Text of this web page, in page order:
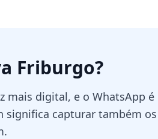
Friburgo?
mais digital, e o WhatsApp
significa capturar também